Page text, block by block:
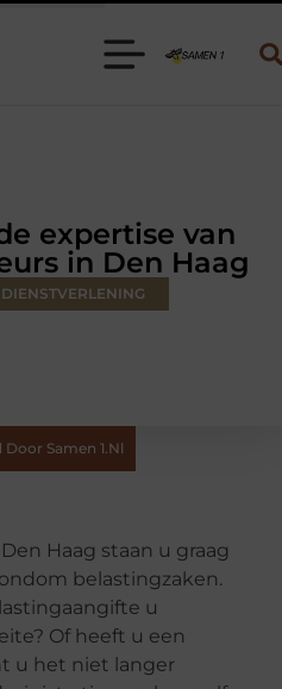
jouw klus
expertise van
in Den Haag
Door Samen 1.nl
Haag staan u graag
belastingzaken.
u
Of heeft u een
u het niet langer